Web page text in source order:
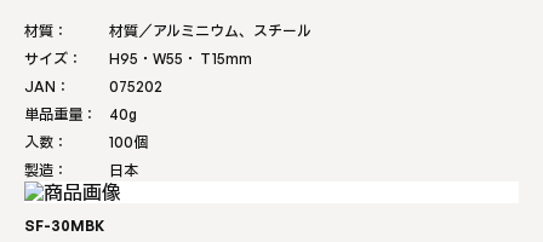
材質：
材質／アルミニウム、スチール
サイズ：
H95・W55・Ｔ15mm
JAN：
075202
単品重量：
40g
入数：
100個
製造：
日本
SF-30MBK